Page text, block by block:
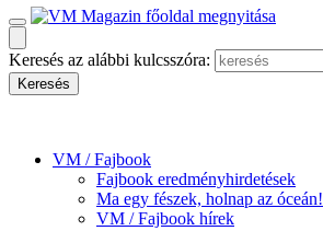
Keresés az alábbi kulcsszóra:
VM / Fajbook
Fajbook eredményhirdetések
Ma egy fészek, holnap az óceán!
VM / Fajbook hírek